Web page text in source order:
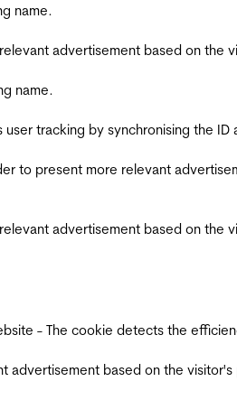
name.
advertisement based on the
name.
tracking by synchronising the ID
to present more relevant
advertisement based on the
- The cookie detects the
advertisement based on the